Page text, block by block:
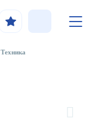
Техника